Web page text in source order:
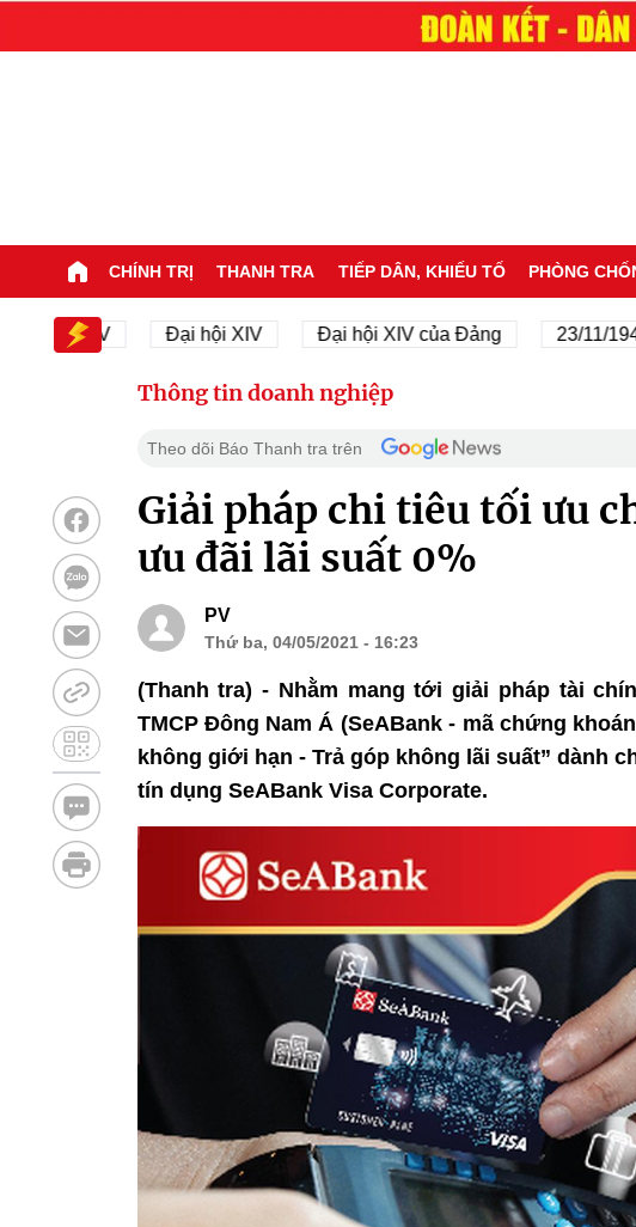
CHÍNH TRỊ THANH TRA TIẾP DÂN, KHIẾU TỐ PHÒNG
Đại hội XIV Đại hội XIV của Đảng 23/11/1945 -
Thông tin doanh nghiệp
Theo dõi Báo Thanh tra trên
Giải pháp chi tiêu tối ưu
ưu đãi lãi suất 0%
PV
Thứ ba, 04/05/2021 - 16:23
(Thanh tra) - Nhằm mang tới giải pháp tài
TMCP Đông Nam Á (SeABank - mã chứng
không giới hạn - Trả góp không lãi suất” dành
tín dụng SeABank Visa Corporate.